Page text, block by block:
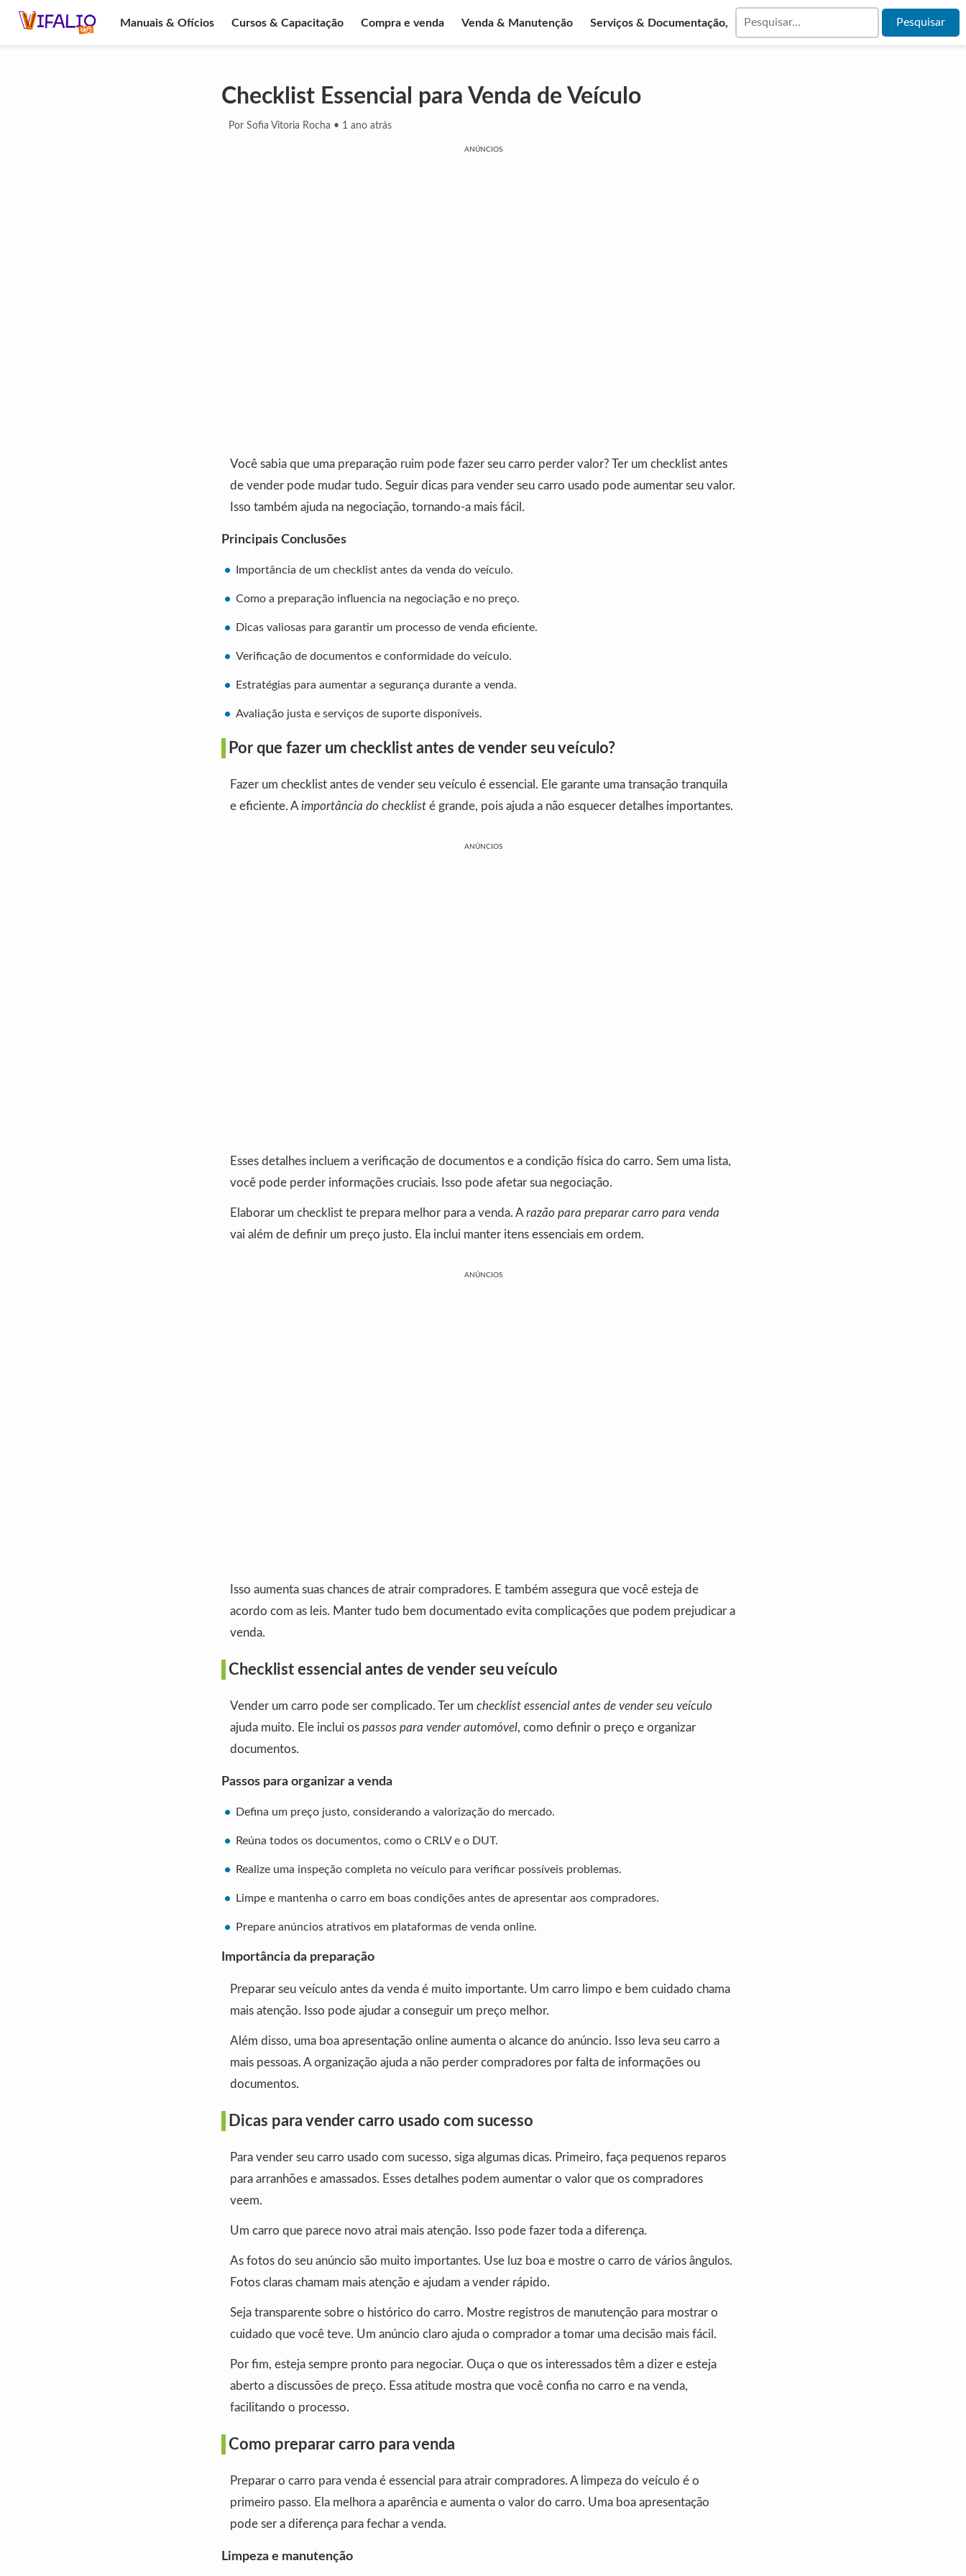
Manuais & Ofícios Cursos & Capacitação Compra e venda Venda & Manutenção Serviços & Documentação,
Checklist Essencial para Venda de Veículo
Por Sofia Vitoria Rocha • 1 ano atrás
ANÚNCIOS
Você sabia que uma preparação ruim pode fazer seu carro perder valor? Ter um checklist antes
de vender pode mudar tudo. Seguir dicas para vender seu carro usado pode aumentar seu valor.
Isso também ajuda na negociação, tornando-a mais fácil.
Principais Conclusões
Importância de um checklist antes da venda do veículo.
Como a preparação influencia na negociação e no preço.
Dicas valiosas para garantir um processo de venda eficiente.
Verificação de documentos e conformidade do veículo.
Estratégias para aumentar a segurança durante a venda.
Avaliação justa e serviços de suporte disponíveis.
Por que fazer um checklist antes de vender seu veículo?
Fazer um checklist antes de vender seu veículo é essencial. Ele garante uma transação tranquila
e eficiente. A importância do checklist é grande, pois ajuda a não esquecer detalhes importantes.
ANÚNCIOS
Esses detalhes incluem a verificação de documentos e a condição física do carro. Sem uma lista,
você pode perder informações cruciais. Isso pode afetar sua negociação.
Elaborar um checklist te prepara melhor para a venda. A razão para preparar carro para venda
vai além de definir um preço justo. Ela inclui manter itens essenciais em ordem.
ANÚNCIOS
Isso aumenta suas chances de atrair compradores. E também assegura que você esteja de
acordo com as leis. Manter tudo bem documentado evita complicações que podem prejudicar a
venda.
Checklist essencial antes de vender seu veículo
Vender um carro pode ser complicado. Ter um checklist essencial antes de vender seu veículo
ajuda muito. Ele inclui os passos para vender automóvel, como definir o preço e organizar
documentos.
Passos para organizar a venda
Defina um preço justo, considerando a valorização do mercado.
Reúna todos os documentos, como o CRLV e o DUT.
Realize uma inspeção completa no veículo para verificar possíveis problemas.
Limpe e mantenha o carro em boas condições antes de apresentar aos compradores.
Prepare anúncios atrativos em plataformas de venda online.
Importância da preparação
Preparar seu veículo antes da venda é muito importante. Um carro limpo e bem cuidado chama
mais atenção. Isso pode ajudar a conseguir um preço melhor.
Além disso, uma boa apresentação online aumenta o alcance do anúncio. Isso leva seu carro a
mais pessoas. A organização ajuda a não perder compradores por falta de informações ou
documentos.
Dicas para vender carro usado com sucesso
Para vender seu carro usado com sucesso, siga algumas dicas. Primeiro, faça pequenos reparos
para arranhões e amassados. Esses detalhes podem aumentar o valor que os compradores
veem.
Um carro que parece novo atrai mais atenção. Isso pode fazer toda a diferença.
As fotos do seu anúncio são muito importantes. Use luz boa e mostre o carro de vários ângulos.
Fotos claras chamam mais atenção e ajudam a vender rápido.
Seja transparente sobre o histórico do carro. Mostre registros de manutenção para mostrar o
cuidado que você teve. Um anúncio claro ajuda o comprador a tomar uma decisão mais fácil.
Por fim, esteja sempre pronto para negociar. Ouça o que os interessados têm a dizer e esteja
aberto a discussões de preço. Essa atitude mostra que você confia no carro e na venda,
facilitando o processo.
Como preparar carro para venda
Preparar o carro para venda é essencial para atrair compradores. A limpeza do veículo é o
primeiro passo. Ela melhora a aparência e aumenta o valor do carro. Uma boa apresentação
pode ser a diferença para fechar a venda.
Limpeza e manutenção